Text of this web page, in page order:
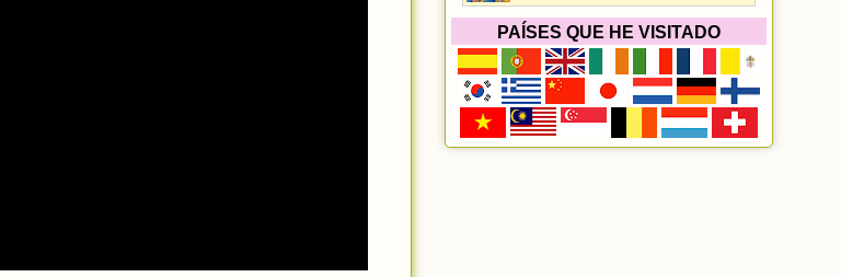
PAÍSES QUE HE VISITADO